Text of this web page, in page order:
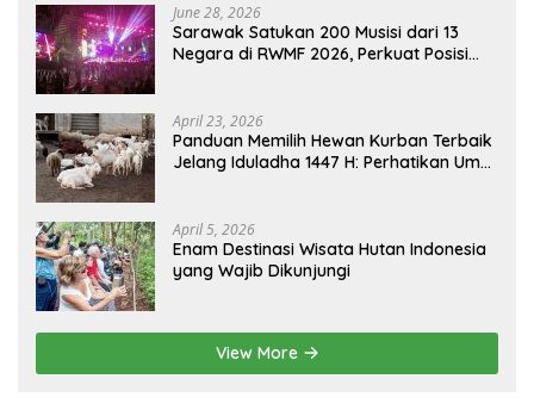
June 28, 2026
Sarawak Satukan 200 Musisi dari 13
Negara di RWMF 2026, Perkuat Posisi
April 23, 2026
Panduan Memilih Hewan Kurban Terbaik
Jelang Iduladha 1447 H: Perhatikan Umur
April 5, 2026
Enam Destinasi Wisata Hutan Indonesia
yang Wajib Dikunjungi
View More